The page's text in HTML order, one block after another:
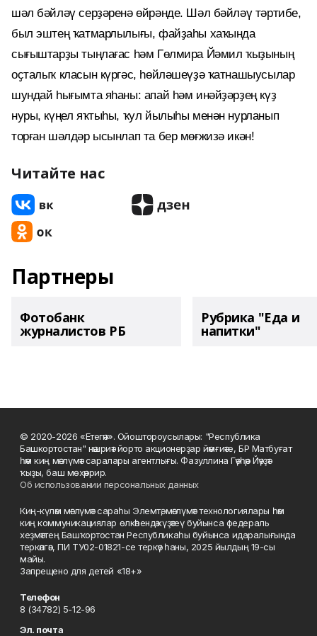
шәл бәйләү серҙәренә өйрәнде. Шәл бәйләү тәртибе,
был эштең ҡатмарлылығы, файҙаһы хаҡында
сығыштарҙы тыңлағас һәм Гөлмира Йәмил ҡыҙының
оҫталыҡ класын күргәс, һөйләшеүҙә ҡатнашыусылар
шундай һығымта яһаны: апай һәм инәйҙәрҙең күҙ
нуры, күңел яҡтыһы, ҡул йылыһы менән нурланып
торған шәлдәр ысынлап та бер мөғжизә икән!
Читайте нас
Партнеры
Фотобанк
журналистов РБ
Рубрика "Еда и
напитки"
© 2020-2026 «Етегән». Ойоштороусылары: "Республика
Башкортостан" нәшриәт йорто акционерҙар йәмғиәте, БР Матбуғат
һәм киң мәғлүмәт саралары агентлығы. Фазуллина Гәүһәр Йәүҙәт
ҡыҙы, баш мөхәррир.
Об использовании персональных данных
Киң-күләм мәғлүмәт сараһы Элемтә, мәғлүмәт технологиялары һәм
киң коммуникациялар өлкәһендә күҙәтеү буйынса федераль
хеҙмәттең Башҡортостан Республикаһы буйынса идаралығында
теркәлгән, ПИ ТУ02-01821-се теркәү һаны, 2025 йылдың 19-сы
майы.
Запрещено для детей «18+»
Телефон
8 (34782) 5-12-96
Эл. почта